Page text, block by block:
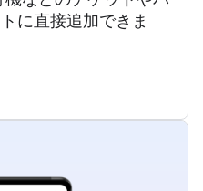
に直接追加できま